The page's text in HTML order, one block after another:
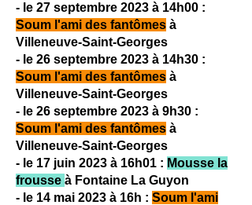
- le 27 septembre 2023 à 14h00 :
Soum l'ami des fantômes à
Villeneuve-Saint-Georges
- le 26 septembre 2023 à 14h30 :
Soum l'ami des fantômes à
Villeneuve-Saint-Georges
- le 26 septembre 2023 à 9h30 :
Soum l'ami des fantômes à
Villeneuve-Saint-Georges
- le 17 juin 2023 à 16h01 : Mousse la
frousse à Fontaine La Guyon
- le 14 mai 2023 à 16h : Soum l'ami